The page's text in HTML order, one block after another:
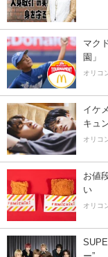
マク
園」
オリコ
イケ
キュ
オリコ
お値
い
オリコ